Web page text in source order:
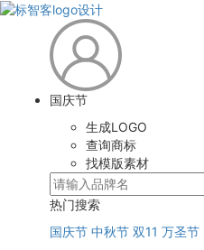
国庆节
生成LOGO
查询商标
找模版素材
热门搜索
国庆节 中秋节 双11 万圣节